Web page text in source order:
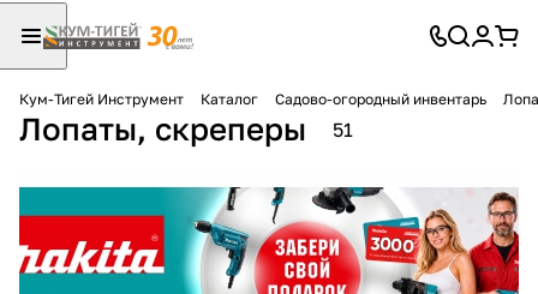
Кум-Тигей Инструмент Каталог Садово-огородный инвентарь
Лопаты, скреперы 51
Для клиентов всех банков
Разбейте
оплату на части
без переплат